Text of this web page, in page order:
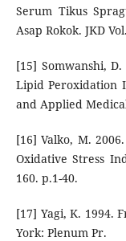
Serum Tikus
Asap Rokok. JKD
[15] Somwanshi,
Lipid Peroxidation
and Applied
[16] Valko, M.
Oxidative Stress
160. p.1-40.
[17] Yagi, K. 1994.
York: Plenum Pr.